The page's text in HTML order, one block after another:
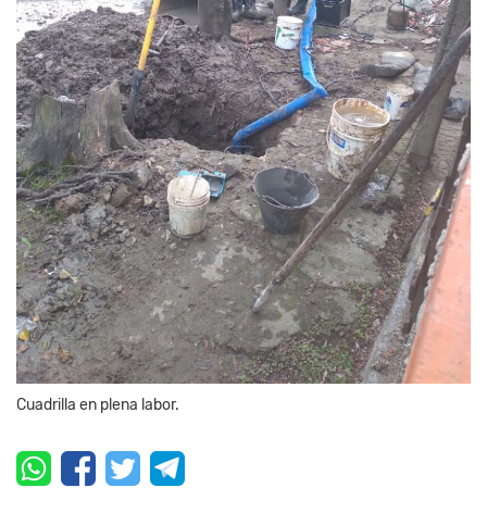
Cuadrilla en plena labor.